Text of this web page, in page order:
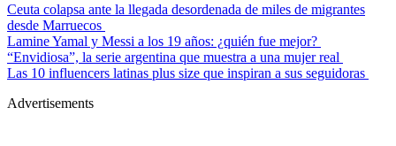
Ceuta colapsa ante la llegada desordenada de miles de migrantes
desde Marruecos
Lamine Yamal y Messi a los 19 años: ¿quién fue mejor?
“Envidiosa”, la serie argentina que muestra a una mujer real
Las 10 influencers latinas plus size que inspiran a sus seguidoras
Advertisements